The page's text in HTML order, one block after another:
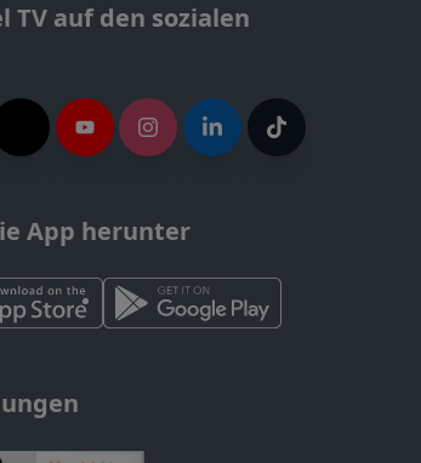
TV auf den sozialen
App herunter